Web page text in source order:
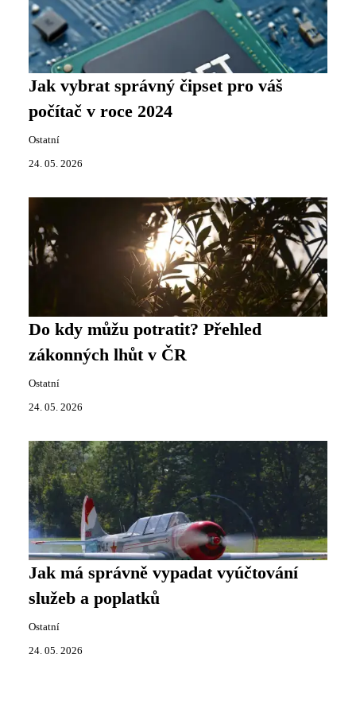
Jak vybrat správný čipset pro váš
počítač v roce 2024
Ostatní
24. 05. 2026
Do kdy můžu potratit? Přehled
zákonných lhůt v ČR
Ostatní
24. 05. 2026
Jak má správně vypadat vyúčtování
služeb a poplatků
Ostatní
24. 05. 2026